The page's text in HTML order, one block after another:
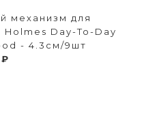
механизм для
Day-To-Day
- 4.3см/9шт